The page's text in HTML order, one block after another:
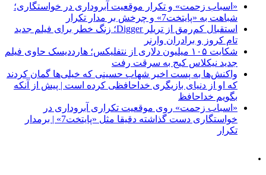
«اسباب زحمت» و تکرار موقعیت آبروداری در خواستگاری؛
شباهت به «پایتخت7» و چرخش بر مدار تکرار
استقبال کم‌رمق از تریلر Digger؛ زنگ خطر برای فیلم جدید
تام کروز و برادران وارنر
شکایت ۱۰۵ میلیون دلاری از نتفلیکس؛ هارددیسک حاوی فیلم
جدید نیکلاس کیج به سرقت رفت
واکنش‌ها به پست اخیر شهاب حسینی که خیلی‌ها گمان کردند
که او از دنیای بازیگری خداحافظی کرده است | پیش از آنکه
بگویم خداحافظ
«اسباب زحمت» روی موقعیت تکراری آبروداری در
خواستگاری دست گذاشته دقیقا مثل «پایتخت7» | برمدار
تکرار
.